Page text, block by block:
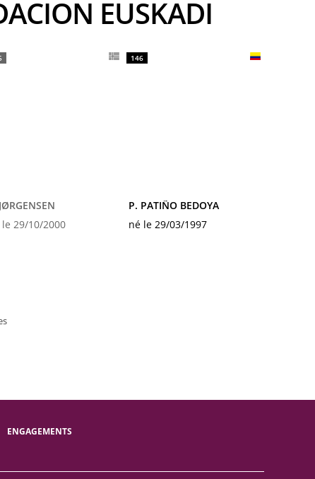
EUSKADI
le 29/10/2000
146
P. PATIÑO BEDOYA
né le 29/03/1997
ENGAGEMENTS